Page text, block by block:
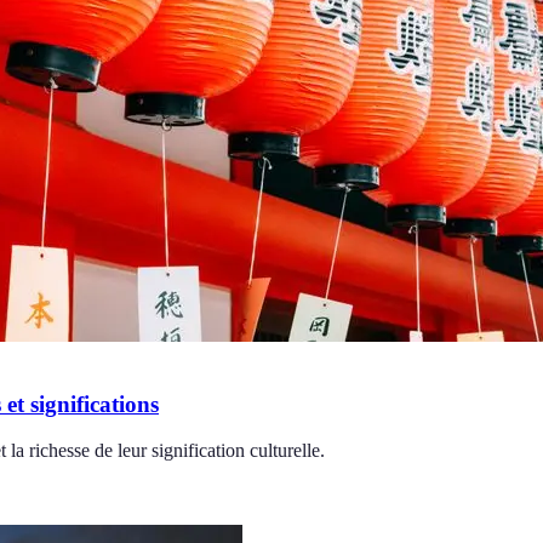
significations
la richesse de leur signification culturelle.